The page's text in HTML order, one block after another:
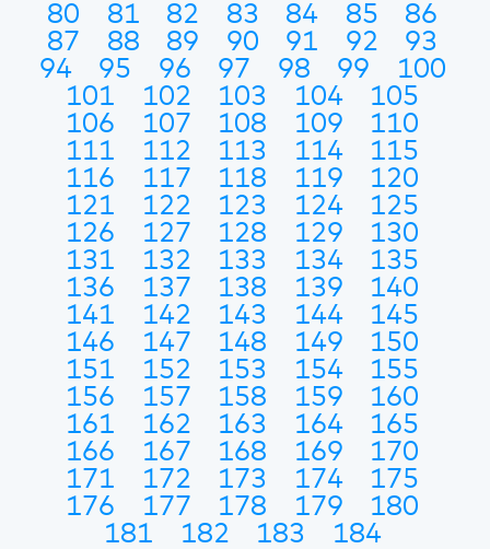
80
81 82 83 84 85
86
87
88 89 90 91 92
93
94
95 96 97 98 99
100
101
102 103 104
105
106
107 108 109
110
111
112 113 114
115
116
117 118 119
120
121
122 123 124
125
126
127 128 129
130
131
132 133 134
135
136
137 138 139
140
141
142 143 144
145
146
147 148 149
150
151
152 153 154
155
156
157 158 159
160
161
162 163 164
165
166
167 168 169
170
171
172 173 174
175
176
177 178 179
180
181
182 183 184